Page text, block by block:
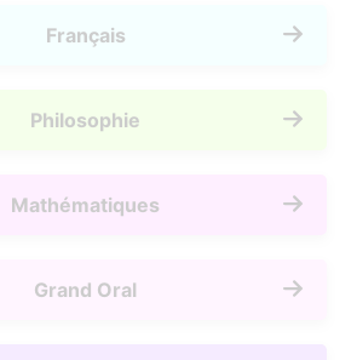
Français
Philosophie
Mathématiques
Grand Oral